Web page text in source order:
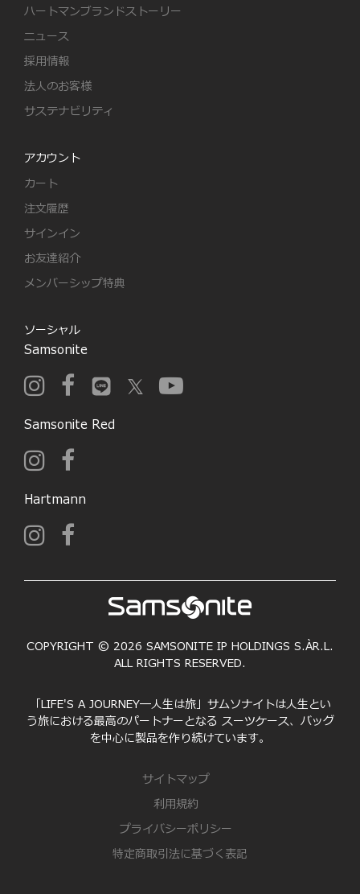
ハートマンブランドストーリー
ニュース
採用情報
法人のお客様
サステナビリティ
アカウント
カート
注文履歴
サインイン
お友達紹介
メンバーシップ特典
ソーシャル
Samsonite
Samsonite Red
Hartmann
COPYRIGHT © 2026 SAMSONITE IP HOLDINGS S.ÀR.L.
ALL RIGHTS RESERVED.
「LIFE'S A JOURNEY―人生は旅」サムソナイトは人生とい
う旅における最高のパートナーとなる スーツケース、バッグ
を中心に製品を作り続けています。
サイトマップ
利用規約
プライバシーポリシー
特定商取引法に基づく表記